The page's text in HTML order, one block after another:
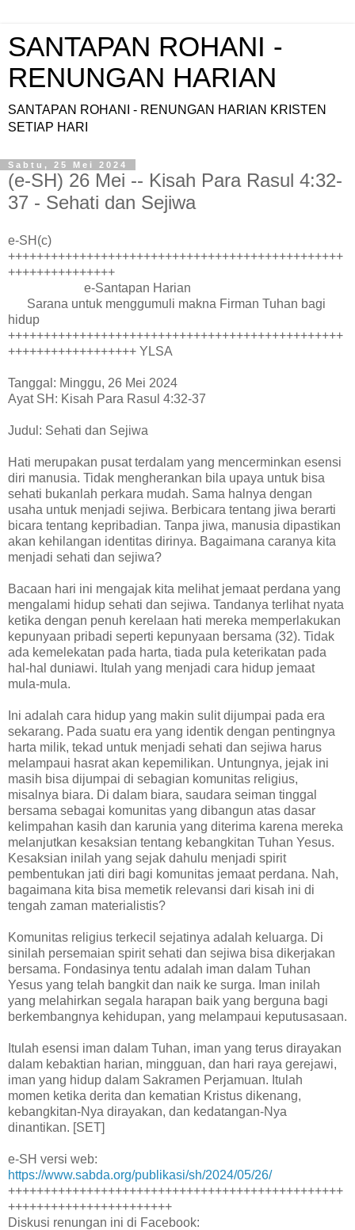
SANTAPAN ROHANI -
RENUNGAN HARIAN
SANTAPAN ROHANI - RENUNGAN HARIAN KRISTEN
SETIAP HARI
Sabtu, 25 Mei 2024
(e-SH) 26 Mei -- Kisah Para Rasul 4:32-
37 - Sehati dan Sejiwa
e-SH(c)
+++++++++++++++++++++++++++++++++++++++++++++++
+++++++++++++++
e-Santapan Harian
Sarana untuk menggumuli makna Firman Tuhan bagi
hidup
+++++++++++++++++++++++++++++++++++++++++++++++
++++++++++++++++++ YLSA
Tanggal: Minggu, 26 Mei 2024
Ayat SH: Kisah Para Rasul 4:32-37
Judul: Sehati dan Sejiwa
Hati merupakan pusat terdalam yang mencerminkan esensi
diri manusia. Tidak mengherankan bila upaya untuk bisa
sehati bukanlah perkara mudah. Sama halnya dengan
usaha untuk menjadi sejiwa. Berbicara tentang jiwa berarti
bicara tentang kepribadian. Tanpa jiwa, manusia dipastikan
akan kehilangan identitas dirinya. Bagaimana caranya kita
menjadi sehati dan sejiwa?
Bacaan hari ini mengajak kita melihat jemaat perdana yang
mengalami hidup sehati dan sejiwa. Tandanya terlihat nyata
ketika dengan penuh kerelaan hati mereka memperlakukan
kepunyaan pribadi seperti kepunyaan bersama (32). Tidak
ada kemelekatan pada harta, tiada pula keterikatan pada
hal-hal duniawi. Itulah yang menjadi cara hidup jemaat
mula-mula.
Ini adalah cara hidup yang makin sulit dijumpai pada era
sekarang. Pada suatu era yang identik dengan pentingnya
harta milik, tekad untuk menjadi sehati dan sejiwa harus
melampaui hasrat akan kepemilikan. Untungnya, jejak ini
masih bisa dijumpai di sebagian komunitas religius,
misalnya biara. Di dalam biara, saudara seiman tinggal
bersama sebagai komunitas yang dibangun atas dasar
kelimpahan kasih dan karunia yang diterima karena mereka
melanjutkan kesaksian tentang kebangkitan Tuhan Yesus.
Kesaksian inilah yang sejak dahulu menjadi spirit
pembentukan jati diri bagi komunitas jemaat perdana. Nah,
bagaimana kita bisa memetik relevansi dari kisah ini di
tengah zaman materialistis?
Komunitas religius terkecil sejatinya adalah keluarga. Di
sinilah persemaian spirit sehati dan sejiwa bisa dikerjakan
bersama. Fondasinya tentu adalah iman dalam Tuhan
Yesus yang telah bangkit dan naik ke surga. Iman inilah
yang melahirkan segala harapan baik yang berguna bagi
berkembangnya kehidupan, yang melampaui keputusasaan.
Itulah esensi iman dalam Tuhan, iman yang terus dirayakan
dalam kebaktian harian, mingguan, dan hari raya gerejawi,
iman yang hidup dalam Sakramen Perjamuan. Itulah
momen ketika derita dan kematian Kristus dikenang,
kebangkitan-Nya dirayakan, dan kedatangan-Nya
dinantikan. [SET]
e-SH versi web:
https://www.sabda.org/publikasi/sh/2024/05/26/
+++++++++++++++++++++++++++++++++++++++++++++++
+++++++++++++++++++++++
Diskusi renungan ini di Facebook: